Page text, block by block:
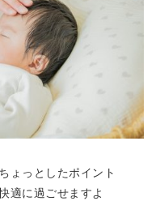
ょっとしたポイント
適に過ごせますよ